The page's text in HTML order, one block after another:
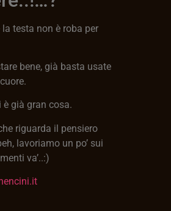
la testa non è roba per
bene, già basta usate
è già gran cosa.
riguarda il pensiero
lavoriamo un po’ sui
va’..:)